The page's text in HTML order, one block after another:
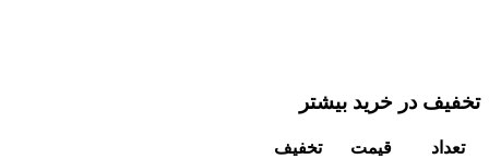
تخفیف در خرید بیشتر
تعداد قیمت
تخفیف